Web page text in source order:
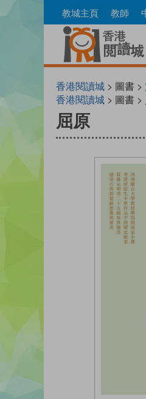
to
教城主頁 教師
香港閱讀城 > 圖書 >
香港閱讀城 > 圖書 >
屈原